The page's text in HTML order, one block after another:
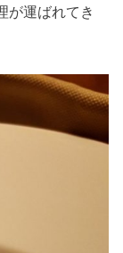
が運ばれてき